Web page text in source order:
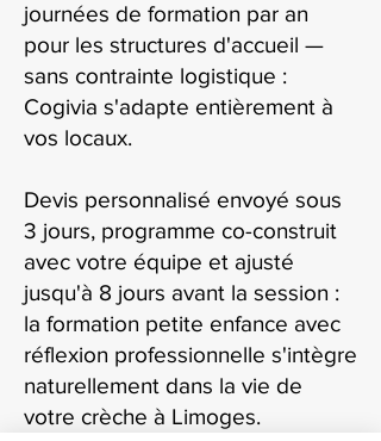
journées de formation par an
pour les structures d'accueil —
sans contrainte logistique :
Cogivia s'adapte entièrement à
vos locaux.
Devis personnalisé envoyé sous
3 jours, programme co-construit
avec votre équipe et ajusté
jusqu'à 8 jours avant la session :
la formation petite enfance avec
réflexion professionnelle s'intègre
naturellement dans la vie de
votre crèche à Limoges.